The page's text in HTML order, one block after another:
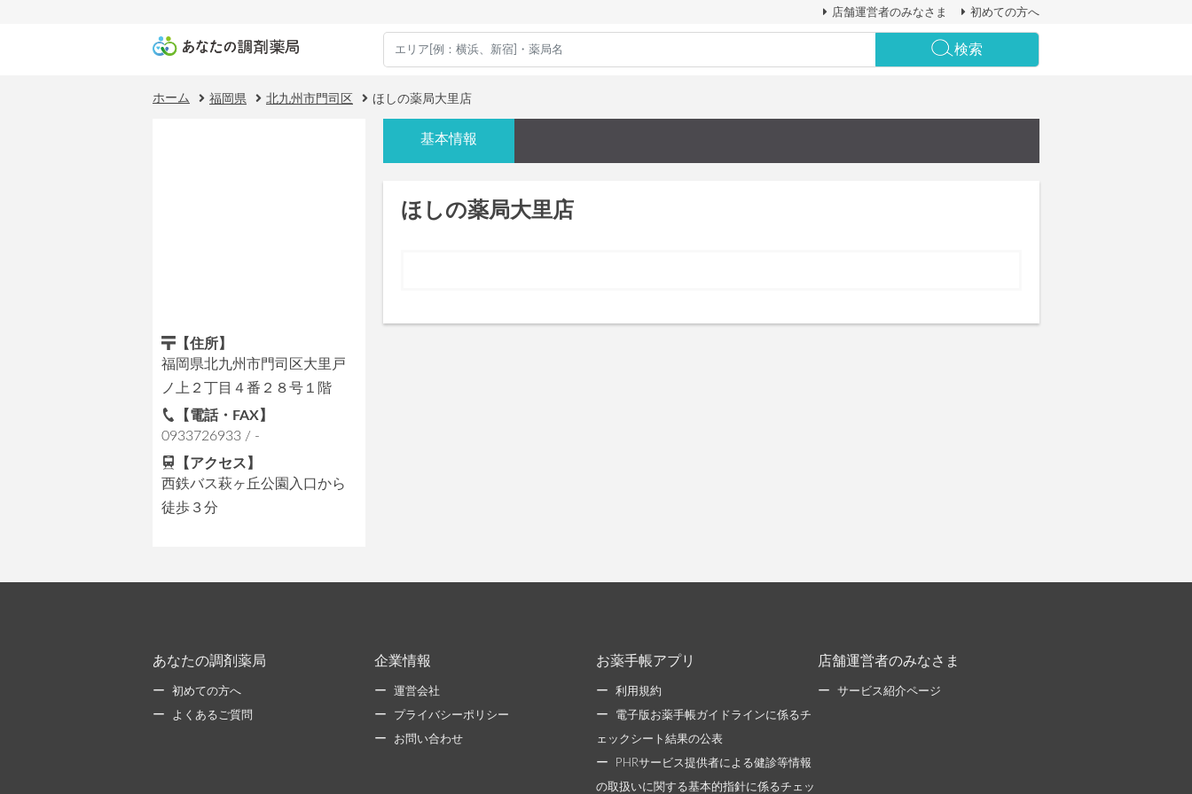
店舗運営者のみなさま 初めての方へ
検索
ホーム 福岡県 北九州市門司区 ほしの薬局大里店
【住所】
福岡県北九州市門司区大里戸
ノ上２丁目４番２８号１階
【電話・FAX】
0933726933 / -
【アクセス】
西鉄バス萩ヶ丘公園入口から
徒歩３分
基本情報
ほしの薬局大里店
あなたの調剤薬局
初めての方へ
よくあるご質問
企業情報
運営会社
プライバシーポリシー
お問い合わせ
お薬手帳アプリ
利用規約
電子版お薬手帳ガイドラインに係るチ
ェックシート結果の公表
PHRサービス提供者による健診等情報
の取扱いに関する基本的指針に係るチェッ
店舗運営者のみなさま
サービス紹介ページ